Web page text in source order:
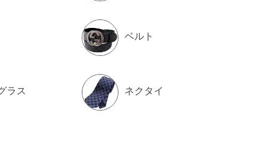
ベルト
ラス ネクタイ